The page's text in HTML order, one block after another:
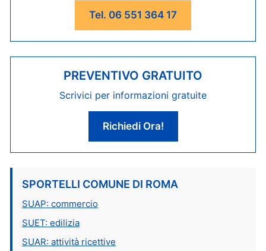
Tel. 06 551 364 17
PREVENTIVO GRATUITO
Scrivici per informazioni gratuite
Richiedi Ora!
SPORTELLI COMUNE DI ROMA
SUAP: commercio
SUET: edilizia
SUAR: attività ricettive